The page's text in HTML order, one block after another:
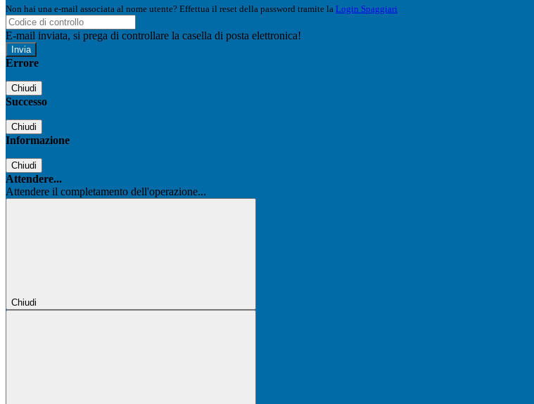
Non hai una e-mail associata al nome utente? Effettua il reset della password tramite la Login Spaggiari
E-mail inviata, si prega di controllare la casella di posta elettronica!
Errore
Chiudi
Successo
Chiudi
Informazione
Chiudi
Attendere...
Attendere il completamento dell'operazione...
Chiudi